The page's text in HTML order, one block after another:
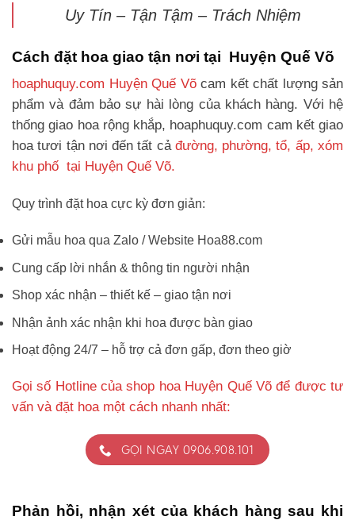
Uy Tín – Tận Tậm – Trách Nhiệm
Cách đặt hoa giao tận nơi tại Huyện Quế Võ
hoaphuquy.com Huyện Quế Võcam kết chất lượng sản
phẩm và đảm bảo sự hài lòng của khách hàng. Với hệ
thống giao hoa rộng khắp, hoaphuquy.com cam kết giao
hoa tươi tận nơi đến tất cả đường, phường, tổ, ấp, xóm
khu phố tại Huyện Quế Võ.
Quy trình đặt hoa cực kỳ đơn giản:
Gửi mẫu hoa qua Zalo / Website Hoa88.com
Cung cấp lời nhắn & thông tin người nhận
Shop xác nhận – thiết kế – giao tận nơi
Nhận ảnh xác nhận khi hoa được bàn giao
Hoạt động 24/7 – hỗ trợ cả đơn gấp, đơn theo giờ
Gọi số Hotline của shop hoa Huyện Quế Võ để được tư
vấn và đặt hoa một cách nhanh nhất:
GỌI NGAY 0906.908.101
Phản hồi, nhận xét của khách hàng sau khi